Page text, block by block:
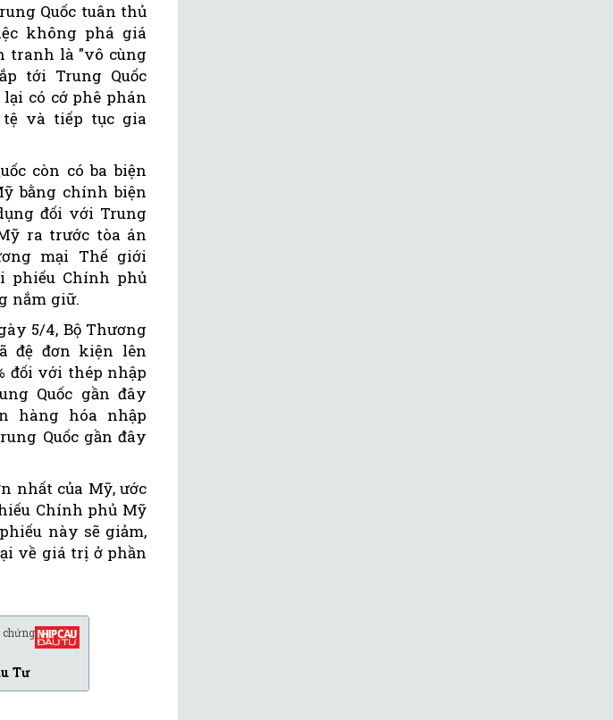
Quốc tuân thủ
không phá giá
tranh là "vô cùng
tới Trung Quốc
có cớ phê phán
tệ và tiếp tục gia
còn có ba biện
bằng chính biện
đối với Trung
ra trước tòa án
mại Thế giới
phiếu Chính phủ
nắm giữ.
5/4, Bộ Thương
đệ đơn kiện lên
đối với thép nhập
Quốc gần đây
hàng hóa nhập
Quốc gần đây
nhất của Mỹ, ước
Chính phủ Mỹ
này sẽ giảm,
về giá trị ở phần
Tư